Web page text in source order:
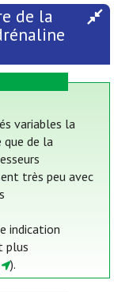
de la
variables la
que de la
très peu avec
indication
plus
).